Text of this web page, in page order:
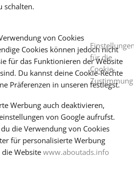
schalten.
von Cookies
Cookies können jedoch nicht
für das Funktionieren der Website
Du kannst deine Cookie-Rechte
Präferenzen in unseren
für die
Cookie-
Zustimmung
festlegst.
Werbung auch deaktivieren,
von Google aufrufst.
die Verwendung von Cookies
für personalisierte Werbung
Website www.aboutads.info